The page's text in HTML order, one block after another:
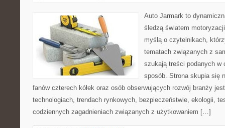
Auto Jarmark to
śledzą światem
myślą o czytelnikach,
tematach związanych z
szukają treści podanych w
sposób. Strona skupia się
fanów czterech kółek oraz osób obserwujących rozwój branży
technologiach, trendach rynkowych, bezpieczeństwie, ekologii,
codziennych zagadnieniach związanych z użytkowaniem […]